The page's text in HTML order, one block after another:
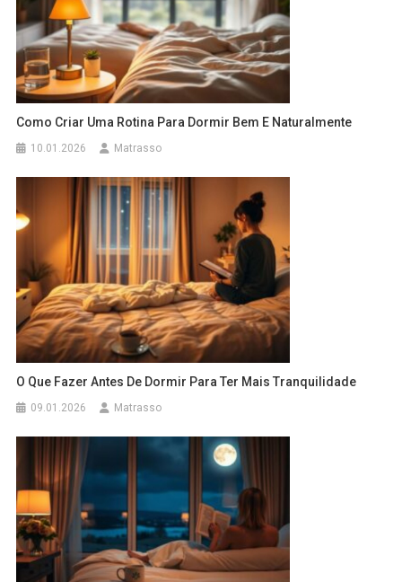
Como Criar Uma Rotina Para Dormir Bem E Naturalmente
10.01.2026 Matrasso
O Que Fazer Antes De Dormir Para Ter Mais Tranquilidade
09.01.2026 Matrasso